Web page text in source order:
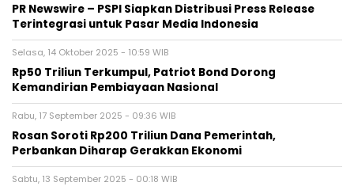
PR Newswire – PSPI Siapkan Distribusi Press Release
Terintegrasi untuk Pasar Media Indonesia
Selasa, 14 Oktober 2025 - 10:59 WIB
Rp50 Triliun Terkumpul, Patriot Bond Dorong
Kemandirian Pembiayaan Nasional
Rabu, 17 September 2025 - 09:36 WIB
Rosan Soroti Rp200 Triliun Dana Pemerintah,
Perbankan Diharap Gerakkan Ekonomi
Sabtu, 13 September 2025 - 00:18 WIB